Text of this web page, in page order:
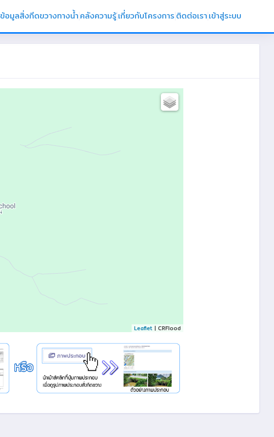
ข้อมูลสิ่งกีดขวางทางน้ำ คลังความรู้เกี่ยวกับโครงการ ติดต่อเรา เข้าสู่ระบบ
Leaflet| CRFlood